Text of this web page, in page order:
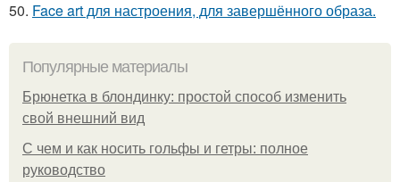
50. Face art для настроения, для завершённого образа.
Популярные материалы
Брюнетка в блондинку: простой способ изменить
свой внешний вид
С чем и как носить гольфы и гетры: полное
руководство